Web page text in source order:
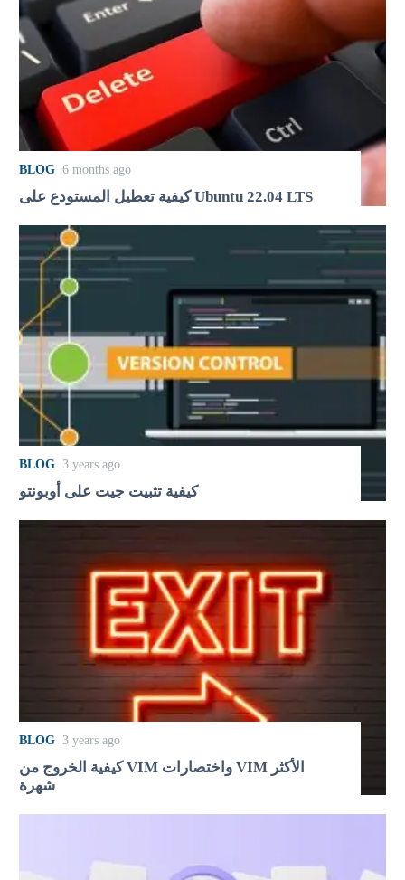
BLOG 6 months ago
كيفية تعطيل المستودع على Ubuntu 22.04 LTS
BLOG 3 years ago
كيفية تثبيت جيت على أوبونتو
BLOG 3 years ago
كيفية الخروج من VIM واختصارات VIM الأكثر
شهرة